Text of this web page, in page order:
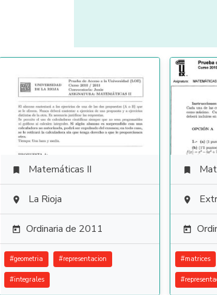
 Matemáticas II
 La Rioja
 Ordinaria de 2011
#geometria #representacion
#integrales



#matrices
#